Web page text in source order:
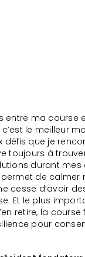
entre ma course
c’est le meilleur
défis que je
toujours à
durant mes
de calmer
cesse d’avoir
Et le plus
retire, la
pour